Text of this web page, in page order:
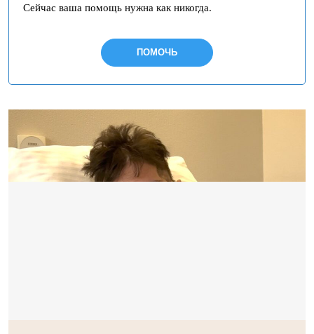
Сейчас ваша помощь нужна как никогда.
ПОМОЧЬ